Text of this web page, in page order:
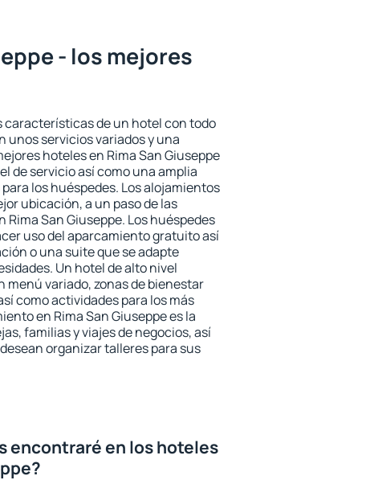
- los mejores
características de un hotel con todo
unos servicios variados y una
hoteles en Rima San Giuseppe
de servicio así como una amplia
los huéspedes. Los alojamientos
ubicación, a un paso de las
San Giuseppe. Los huéspedes
uso del aparcamiento gratuito así
o una suite que se adapte
Un hotel de alto nivel
menú variado, zonas de bienestar
como actividades para los más
en Rima San Giuseppe es la
familias y viajes de negocios, así
organizar talleres para sus
encontraré en los hoteles